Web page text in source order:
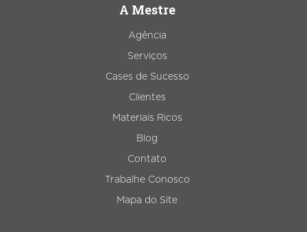
A Mestre
Agência
Serviços
Cases de Sucesso
Clientes
Materiais Ricos
Blog
Contato
Trabalhe Conosco
Mapa do Site